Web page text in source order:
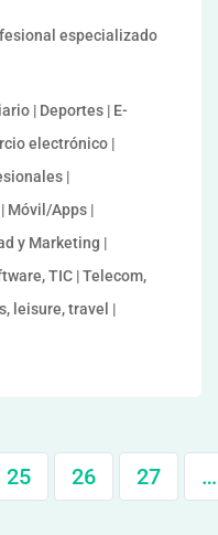
especializado
| Deportes | E-
electrónico |
|
Móvil/Apps |
y Marketing |
TIC | Telecom,
leisure, travel |
25 26 27 …